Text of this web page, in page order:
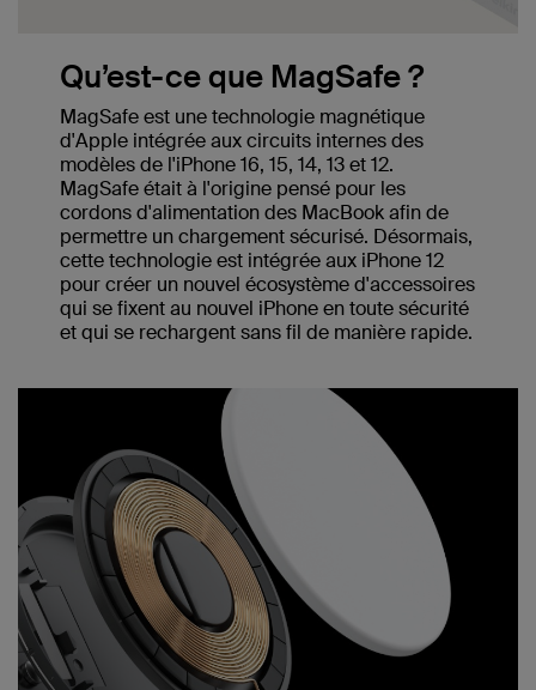
Qu’est-ce que MagSafe ?
MagSafe est une technologie magnétique
d'Apple intégrée aux circuits internes des
modèles de l'iPhone 16, 15, 14, 13 et 12.
MagSafe était à l'origine pensé pour les
cordons d'alimentation des MacBook afin de
permettre un chargement sécurisé. Désormais,
cette technologie est intégrée aux iPhone 12
pour créer un nouvel écosystème d'accessoires
qui se fixent au nouvel iPhone en toute sécurité
et qui se rechargent sans fil de manière rapide.